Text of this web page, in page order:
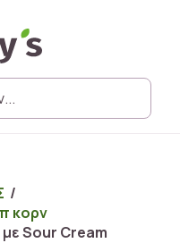
/
κορν
Sour Cream